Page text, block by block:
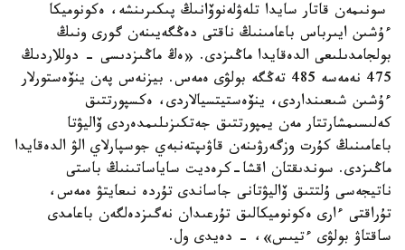
سونىمەن قاتار سايدا تلەۋلەنوۆانىڭ پىكىرىنشە، ەكونوميكا
ءۇشىن ايىرباس باعامىنىڭ ناقتى دەڭگەيىنەن گورى ونىڭ
بولجامدىلىعى الدەقايدا ماڭىزدى. «ەڭ ماڭىزدىسى - دوللاردىڭ
475 نەمەسە 485 تەڭگە بولۋى ەمەس. بيزنەس پەن ينۆەستورلار
ءۇشىن شىعىنداردى، ينۆەستيتسيالاردى، ەكسپورتتىق
كەلىسىمشارتتار مەن يمپورتتىق جەتكىزىلىمدەردى ۆاليۋتا
باعامىنىڭ كۇرت وزگەرۋىنەن قاۋىپتەنبەي جوسپارلاي الۋ الدەقايدا
ماڭىزدى. سوندىقتان اقشا-كرەديت ساياساتىنىڭ باستى
ناتيجەسى ۇلتتىق ۆاليۋتانى جاساندى تۇردە نىعايتۋ ەمەس،
تۇراقتى ءارى ەكونوميكالىق تۇرعىدان نەگىزدەلگەن باعامدى
ساقتاۋ بولۋى ءتيىس»، - دەيدى ول.